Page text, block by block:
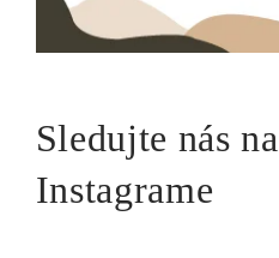
Sledujte nás na
Instagrame